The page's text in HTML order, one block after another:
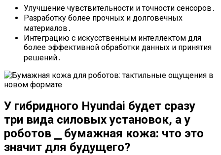
Улучшение чувствительности и точности сенсоров․
Разработку более прочных и долговечных
материалов․
Интеграцию с искусственным интеллектом для
более эффективной обработки данных и принятия
решений․
У гибридного Hyundai будет сразу
три вида силовых установок, а у
роботов ⎯ бумажная кожа: что это
значит для будущего?